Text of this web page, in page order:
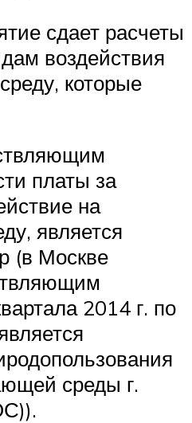
сдает расчеты
воздействия
которые
платы за
на
является
(в Москве
2014 г. по
среды г.